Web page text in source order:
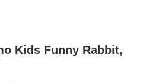
Kids Funny Rabbit,